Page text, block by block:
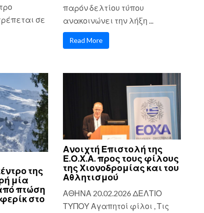
σε
παρόν δελτίου τύπου
ανακοινώνει την λήξη ...
Read More
της
μία
πτώση
στο
Ανοιχτή Επιστολή της
Ε.Ο.Χ.Α. προς τους φίλους
της Χιονοδρομίας και του
Αθλητισμού
ΑΘΗΝΑ 20.02.2026 ΔΕΛΤΙΟ
ΤΥΠΟΥ Αγαπητοί φίλοι , Τις